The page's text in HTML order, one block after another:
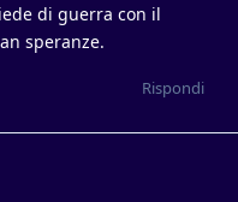
di guerra con il
speranze.
Rispondi